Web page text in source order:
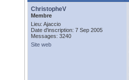
ChristopheV
Membre
Lieu: Ajaccio
Date d'inscription: 7 Sep 2005
Messages: 3240
Site web